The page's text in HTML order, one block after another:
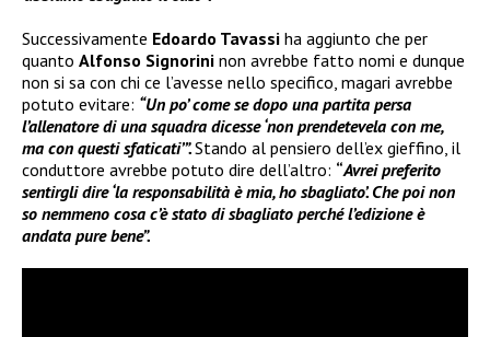
Successivamente Edoardo Tavassi ha aggiunto che per
quanto Alfonso Signorini non avrebbe fatto nomi e dunque
non si sa con chi ce l’avesse nello specifico, magari avrebbe
potuto evitare: “Un po’ come se dopo una partita persa
l’allenatore di una squadra dicesse ‘non prendetevela con me,
ma con questi sfaticati’”.Stando al pensiero dell’ex gieffino, il
conduttore avrebbe potuto dire dell’altro: “Avrei preferito
sentirgli dire ‘la responsabilità è mia, ho sbagliato’. Che poi non
so nemmeno cosa c’è stato di sbagliato perché l’edizione è
andata pure bene”.